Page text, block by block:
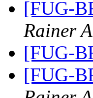
[FUG-
Rainer
[FUG-
[FUG-